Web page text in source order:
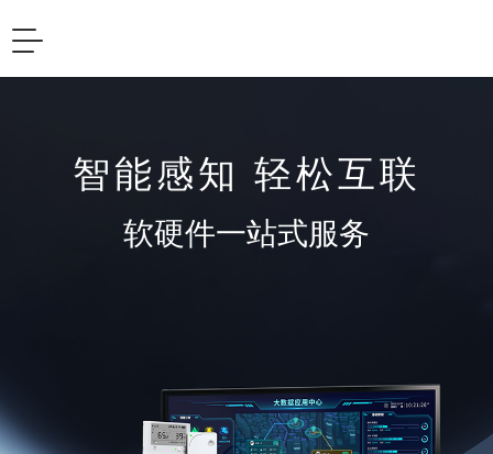
Toggle
智能感知 轻松互联
软硬件一站式服务